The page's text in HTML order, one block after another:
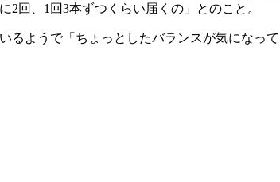
2回、1回3本ずつくらい届くの」とのこと。
るようで「ちょっとしたバランスが気になっ